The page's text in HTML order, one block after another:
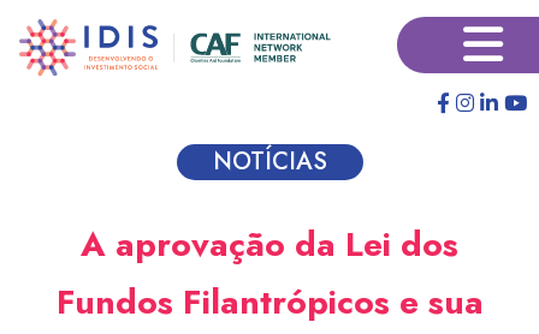
para
×
NOTÍCIAS
A aprovação da Lei dos
Fundos Filantrópicos e sua